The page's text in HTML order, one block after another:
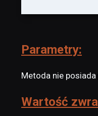
Parametry:
Metoda nie
Wartość